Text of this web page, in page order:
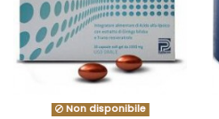
Non disponibile